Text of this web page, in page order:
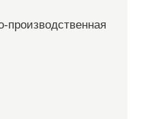
производственная